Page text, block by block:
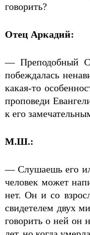
говорить?
Отец Аркадий:
— Преподобный
побеждалась
какая-то
проповеди
к его
М.Ш.:
— Слушаешь его
человек может
нет. Он и со
свидетелем двух
говорить о ней он